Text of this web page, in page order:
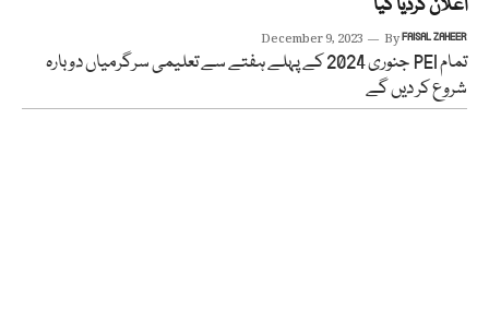
اعلان کردیا گیا
December 9, 2023 ByFAISAL ZAHEER
تمام PEI جنوری 2024 کے پہلے ہفتے سے تعلیمی سرگرمیاں دوبارہ
شروع کر دیں گے